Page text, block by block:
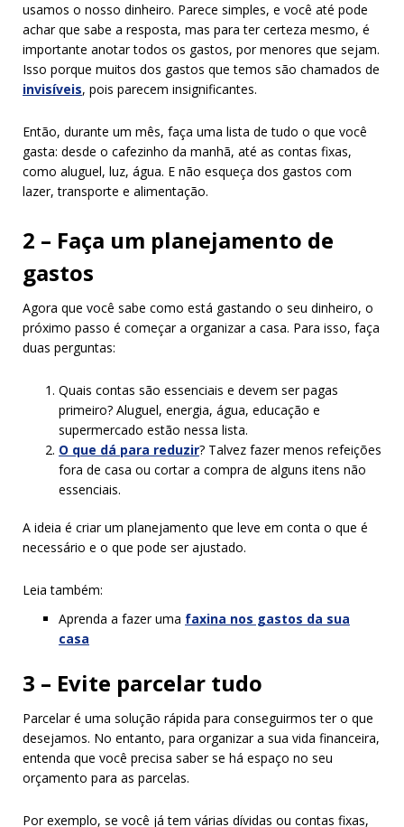
usamos o nosso dinheiro. Parece simples, e você até pode
achar que sabe a resposta, mas para ter certeza mesmo, é
importante anotar todos os gastos, por menores que sejam.
Isso porque muitos dos gastos que temos são chamados de
invisíveis, pois parecem insignificantes.
Então, durante um mês, faça uma lista de tudo o que você
gasta: desde o cafezinho da manhã, até as contas fixas,
como aluguel, luz, água. E não esqueça dos gastos com
lazer, transporte e alimentação.
2 – Faça um planejamento de
gastos
Agora que você sabe como está gastando o seu dinheiro, o
próximo passo é começar a organizar a casa. Para isso, faça
duas perguntas:
Quais contas são essenciais e devem ser pagas
primeiro? Aluguel, energia, água, educação e
supermercado estão nessa lista.
O que dá para reduzir? Talvez fazer menos refeições
fora de casa ou cortar a compra de alguns itens não
essenciais.
A ideia é criar um planejamento que leve em conta o que é
necessário e o que pode ser ajustado.
Leia também:
Aprenda a fazer uma faxina nos gastos da sua
casa
3 – Evite parcelar tudo
Parcelar é uma solução rápida para conseguirmos ter o que
desejamos. No entanto, para organizar a sua vida financeira,
entenda que você precisa saber se há espaço no seu
orçamento para as parcelas.
Por exemplo, se você já tem várias dívidas ou contas fixas,